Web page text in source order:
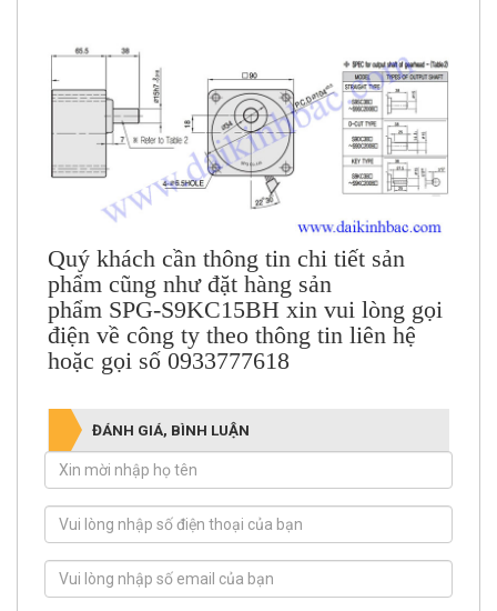
Quý khách cần thông tin chi tiết sản
phẩm cũng như đặt hàng sản
phẩm SPG-S9KC15BH xin vui lòng gọi
điện về công ty theo thông tin liên hệ
hoặc gọi số 0933777618
ĐÁNH GIÁ, BÌNH LUẬN